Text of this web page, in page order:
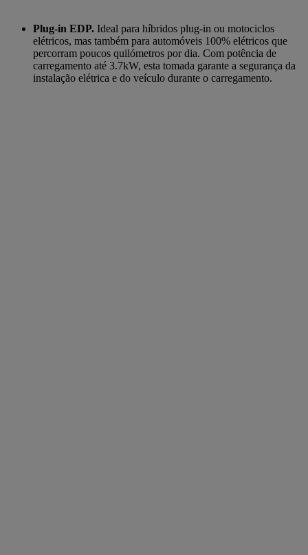
Plug-in EDP. Ideal para híbridos plug-in ou motociclos
elétricos, mas também para automóveis 100% elétricos que
percorram poucos quilómetros por dia. Com potência de
carregamento até 3.7kW, esta tomada garante a segurança da
instalação elétrica e do veículo durante o carregamento.